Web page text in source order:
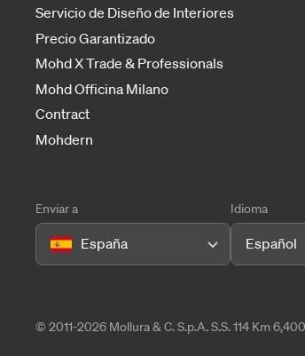
Servicio de Diseño de Interiores
Precio Garantizado
Mohd X Trade & Professionals
Mohd Officina Milano
Contract
Mohdern
Enviar a
España
Idioma
Español
© 2011-2026 Mollura & C. S.p.A. S.S. 114 Km